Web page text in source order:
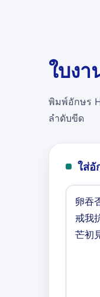
ใบง
พิมพ์อักษร
ลำดับขีด
ใส่อั